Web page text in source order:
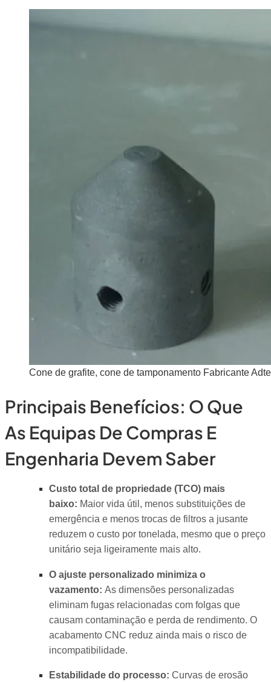
Cone de grafite, cone de tamponamento Fabricante
Principais Benefícios: O Que
As Equipas De Compras E
Engenharia Devem Saber
Custo total de propriedade (TCO) mais
baixo: Maior vida útil, menos substituições de
emergência e menos trocas de filtros a jusante
reduzem o custo por tonelada, mesmo que o preço
unitário seja ligeiramente mais alto.
O ajuste personalizado minimiza o
vazamento: As dimensões personalizadas
eliminam fugas relacionadas com folgas que
causam contaminação e perda de rendimento. O
acabamento CNC reduz ainda mais o risco de
incompatibilidade.
Estabilidade do processo: Curvas de erosão